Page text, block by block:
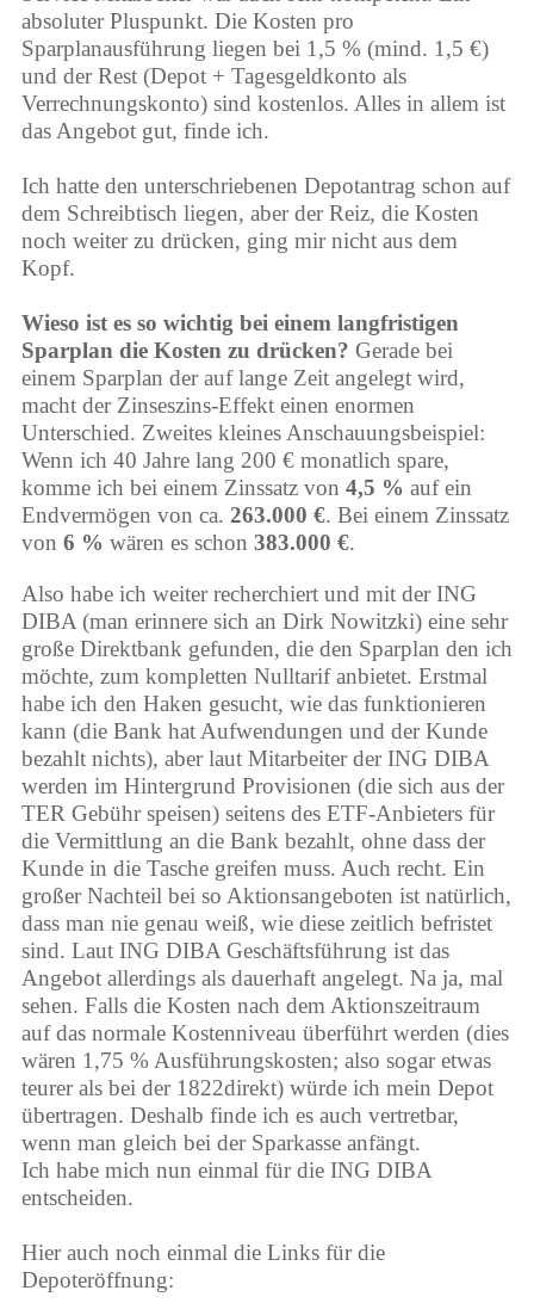
absoluter Pluspunkt. Die Kosten pro
Sparplanausführung liegen bei 1,5 % (mind. 1,5 €)
und der Rest (Depot + Tagesgeldkonto als
Verrechnungskonto) sind kostenlos. Alles in allem ist
das Angebot gut, finde ich.
Ich hatte den unterschriebenen Depotantrag schon auf
dem Schreibtisch liegen, aber der Reiz, die Kosten
noch weiter zu drücken, ging mir nicht aus dem
Kopf.
Wieso ist es so wichtig bei einem langfristigen
Sparplan die Kosten zu drücken? Gerade bei
einem Sparplan der auf lange Zeit angelegt wird,
macht der Zinseszins-Effekt einen enormen
Unterschied. Zweites kleines Anschauungsbeispiel:
Wenn ich 40 Jahre lang 200 € monatlich spare,
komme ich bei einem Zinssatz von 4,5 % auf ein
Endvermögen von ca. 263.000 €. Bei einem Zinssatz
von 6 % wären es schon 383.000 €.
Also habe ich weiter recherchiert und mit der ING
DIBA (man erinnere sich an Dirk Nowitzki) eine sehr
große Direktbank gefunden, die den Sparplan den ich
möchte, zum kompletten Nulltarif anbietet. Erstmal
habe ich den Haken gesucht, wie das funktionieren
kann (die Bank hat Aufwendungen und der Kunde
bezahlt nichts), aber laut Mitarbeiter der ING DIBA
werden im Hintergrund Provisionen (die sich aus der
TER Gebühr speisen) seitens des ETF-Anbieters für
die Vermittlung an die Bank bezahlt, ohne dass der
Kunde in die Tasche greifen muss. Auch recht. Ein
großer Nachteil bei so Aktionsangeboten ist natürlich,
dass man nie genau weiß, wie diese zeitlich befristet
sind. Laut ING DIBA Geschäftsführung ist das
Angebot allerdings als dauerhaft angelegt. Na ja, mal
sehen. Falls die Kosten nach dem Aktionszeitraum
auf das normale Kostenniveau überführt werden (dies
wären 1,75 % Ausführungskosten; also sogar etwas
teurer als bei der 1822direkt) würde ich mein Depot
übertragen. Deshalb finde ich es auch vertretbar,
wenn man gleich bei der Sparkasse anfängt.
Ich habe mich nun einmal für die ING DIBA
entscheiden.
Hier auch noch einmal die Links für die
Depoteröffnung: